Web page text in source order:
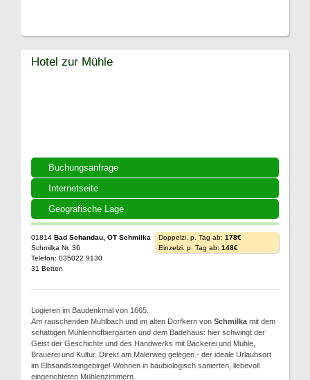
Buchungsanfrage
Internetseite
Geografische Lage
Hotel zur Mühle
01814 Bad Schandau, OT Schmilka
Schmilka Nr. 36
Telefon: 035022 9130
31 Betten
Doppelzi. p. Tag ab: 178€
Einzelzi. p. Tag ab: 148€
Logieren im Baudenkmal von 1665.
Am rauschenden Mühlbach und im alten Dorfkern von Schmilka mit dem
schattigen Mühlenhofbiergarten und dem Badehaus: hier schwingt der
Geist der Geschichte und des Handwerks mit Bäckerei und Mühle,
Brauerei und Kultur. Direkt am Malerweg gelegen - der ideale Urlaubsort
im Elbsandsteingebirge! Wohnen in baubiologisch sanierten, liebevoll
eingerichteten Mühlenzimmern.